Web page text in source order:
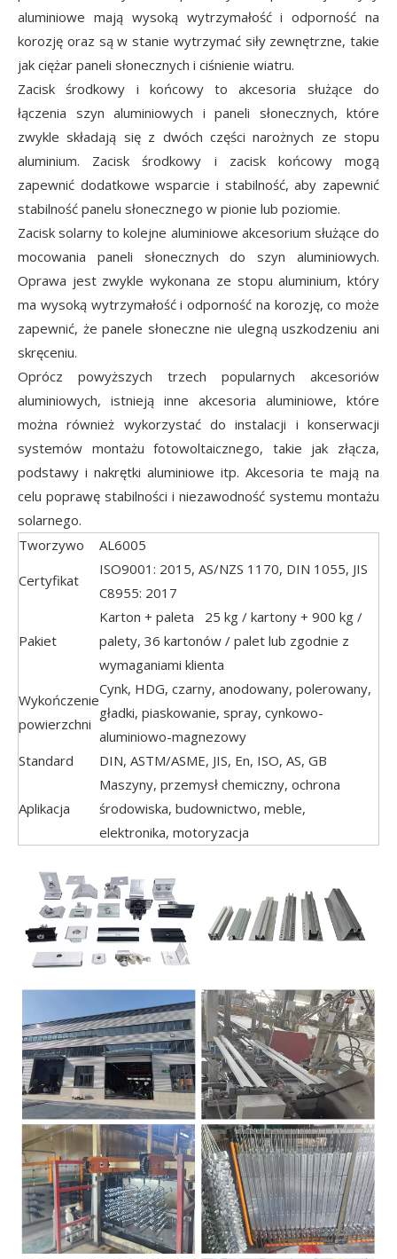
aluminiowe mają wysoką wytrzymałość i odporność na
korozję oraz są w stanie wytrzymać siły zewnętrzne, takie
jak ciężar paneli słonecznych i ciśnienie wiatru.
Zacisk środkowy i końcowy to akcesoria służące do
łączenia szyn aluminiowych i paneli słonecznych, które
zwykle składają się z dwóch części narożnych ze stopu
aluminium. Zacisk środkowy i zacisk końcowy mogą
zapewnić dodatkowe wsparcie i stabilność, aby zapewnić
stabilność panelu słonecznego w pionie lub poziomie.
Zacisk solarny to kolejne aluminiowe akcesorium służące do
mocowania paneli słonecznych do szyn aluminiowych.
Oprawa jest zwykle wykonana ze stopu aluminium, który
ma wysoką wytrzymałość i odporność na korozję, co może
zapewnić, że panele słoneczne nie ulegną uszkodzeniu ani
skręceniu.
Oprócz powyższych trzech popularnych akcesoriów
aluminiowych, istnieją inne akcesoria aluminiowe, które
można również wykorzystać do instalacji i konserwacji
systemów montażu fotowoltaicznego, takie jak złącza,
podstawy i nakrętki aluminiowe itp. Akcesoria te mają na
celu poprawę stabilności i niezawodność systemu montażu
solarnego.
Tworzywo
AL6005
Certyfikat
ISO9001: 2015, AS/NZS 1170, DIN 1055, JIS
C8955: 2017
Pakiet
Karton + paleta 25 kg / kartony + 900 kg /
palety, 36 kartonów / palet lub zgodnie z
wymaganiami klienta
Wykończenie
powierzchni
Cynk, HDG, czarny, anodowany, polerowany,
gładki, piaskowanie, spray, cynkowo-
aluminiowo-magnezowy
Standard
DIN, ASTM/ASME, JIS, En, ISO, AS, GB
Aplikacja
Maszyny, przemysł chemiczny, ochrona
środowiska, budownictwo, meble,
elektronika, motoryzacja